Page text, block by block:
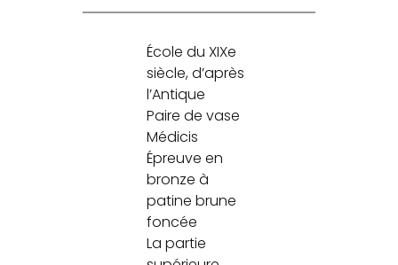
École du XIXe
siècle, d’après
l’Antique
Paire de vase
Médicis
Épreuve en
bronze à
patine brune
foncée
La partie